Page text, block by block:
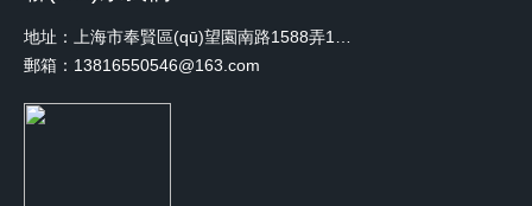
郵箱：13816550546@163.com